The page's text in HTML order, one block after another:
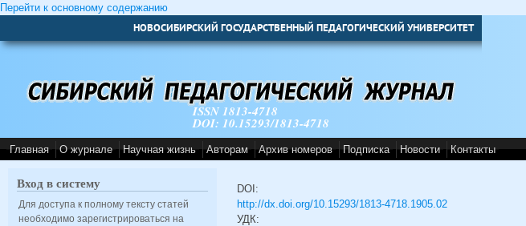
Перейти к основному содержанию
НОВОСИБИРСКИЙ ГОСУДАРСТВЕННЫЙ ПЕДАГОГИЧЕСКИЙ УНИВЕРСИТЕТ
ISSN 1813-4718
DOI: 10.15293/1813-4718
Главная О журнале Научная жизнь Авторам Архив номеров Подписка Новости Контакты
Вход в систему
Для доступа к полному тексту статей
необходимо зарегистрироваться на
DOI:
http://dx.doi.org/10.15293/1813-4718.1905.02
УДК: